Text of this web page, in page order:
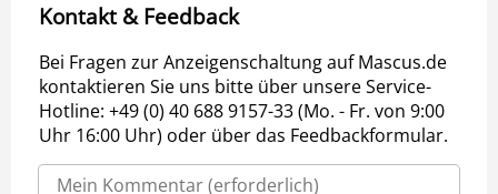
Kontakt & Feedback
Bei Fragen zur Anzeigenschaltung auf Mascus.de
kontaktieren Sie uns bitte über unsere Service-
Hotline: +49 (0) 40 688 9157-33 (Mo. - Fr. von 9:00
Uhr 16:00 Uhr) oder über das Feedbackformular.